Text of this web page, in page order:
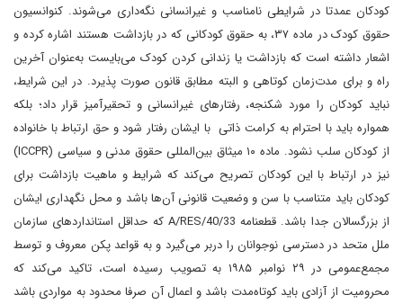
کودکان عمدتا در شرایطی نامناسب و غیرانسانی نگه‌داری می‌شوند. کنوانسیون
حقوق کودک در ماده ۳۷، به حقوق کودکانی که در بازداشت هستند اشاره کرده و
اشعار داشته است که بازداشت یا زندانی کردن کودک می‌بایست به‌عنوان آخرین
راه و برای مدت‌زمان کوتاهی و البته مطابق قانون صورت پذیرد. در این شرایط،
نباید کودکان را مورد شکنجه، رفتارهای غیرانسانی و تحقیرآمیز قرار داد؛ بلکه
همواره باید با احترام به کرامت ذاتی با ایشان رفتار شود و حق ارتباط با خانواده
از کودکان سلب نشود. ماده ۱۰ میثاق بین‌المللی حقوق مدنی و سیاسی (ICCPR)
نیز در ارتباط با این کودکان تصریح می‌کند که شرایط و ماهیت بازداشت برای
کودکان باید متناسب با سن و وضعیت قانونی آن‌ها باشد و محل نگهداری ایشان
از بزرگسالان جدا باشد. قطعنامه A/RES/40/33 که حداقل استانداردهای سازمان
ملل متحد در دسترسی نوجوانان را دربر می‌گیرد و به قواعد پکن معروف و توسط
مجمع‌عمومی در ۲۹ نوامبر ۱۹۸۵ به تصویب رسیده است، تاکید می‌کند که
محرومیت از آزادی باید کوتاه‌مدت باشد و اعمال آن صرفا محدود به مواردی باشد